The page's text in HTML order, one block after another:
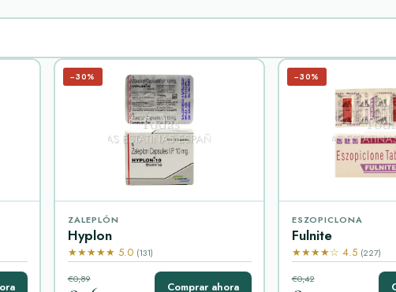
−30%
ZALEPLÓN
Hyplon
★★★★★ 5.0 (131)
€0,89
Comprar ahora
−30%
ESZOPICLONA
Fulnite
★★★★☆ 4.5 (227)
€0,42